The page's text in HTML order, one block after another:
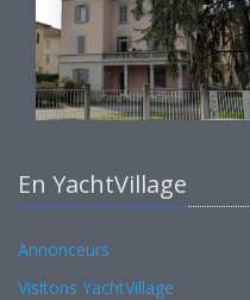
En YachtVillage
Annonceurs
Visitons YachtVillage